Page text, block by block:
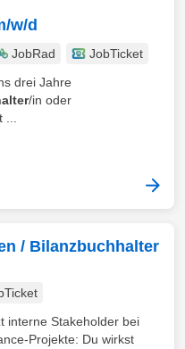
w/d
JobRad
JobTicket
drei Jahre
/in oder
/ Bilanzbuchhalter
interne Stakeholder bei
Projekte: Du wirkst